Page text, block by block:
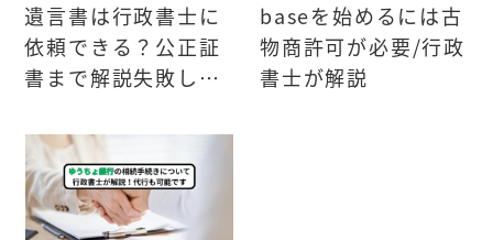
遺言書は行政書士に
依頼できる？公正証
書まで解説失敗しな
baseを始めるには古
物商許可が必要/行政
書士が解説